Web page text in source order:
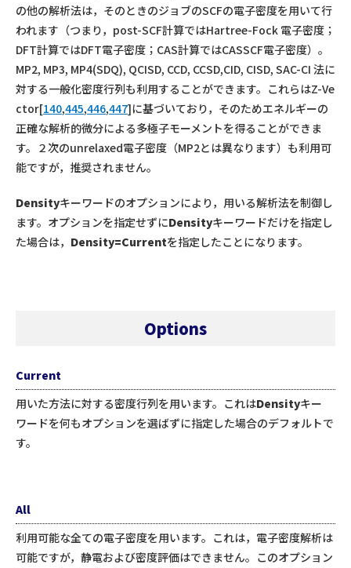
の他の解析法は，そのときのジョブのSCFの電子密度を用いて行
われます（つまり，post-SCF計算ではHartree-Fock 電子密度；
DFT計算ではDFT電子密度；CAS計算ではCASSCF電子密度）。
MP2, MP3, MP4(SDQ), QCISD, CCD, CCSD,CID, CISD, SAC-CI 法に
対する一般化密度行列も利用することができます。これらはZ-Ve
ctor[140,445,446,447]に基づいており，そのためエネルギーの
正確な解析的微分による多極子モーメントを得ることができま
す。２次のunrelaxed電子密度（MP2とは異なります）も利用可
能ですが，推奨されません。
Densityキーワードのオプションにより，用いる解析法を制御し
ます。オプションを指定せずにDensityキーワードだけを指定し
た場合は， Density=Currentを指定したことになります。
Options
Current
用いた方法に対する密度行列を用います。これはDensityキー
ワードを何もオプションを選ばずに指定した場合のデフォルトで
す。
All
利用可能な全ての電子密度を用います。これは，電子密度解析は
可能ですが，静電および密度評価はできません。このオプション